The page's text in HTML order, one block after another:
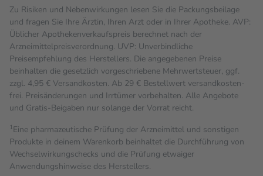
Zu Risiken und Nebenwirkungen lesen Sie die Packungsbeilage
und fragen Sie Ihre Ärztin, Ihren Arzt oder in Ihrer Apotheke. AVP:
Üblicher Apothekenverkaufspreis berechnet nach der
Arzneimittelpreisverordnung. UVP: Unverbindliche
Preisempfehlung des Herstellers. Die angegebenen Preise
beinhalten die gesetzlich vorgeschriebene Mehrwertsteuer, ggf.
zzgl. 4,95 € Versandkosten. Ab 29 € Bestell­wert versand­kosten­
frei. Preisänderungen und Irrtümer vorbehalten. Alle Angebote
und Gratis-Beigaben nur solange der Vorrat reicht.
1Eine pharmazeutische Prüfung der Arzneimittel und sonstigen
Produkte in deinem Warenkorb beinhaltet die Durchführung von
Wechselwirkungschecks und die Prüfung etwaiger
Anwendungshinweise des Herstellers.